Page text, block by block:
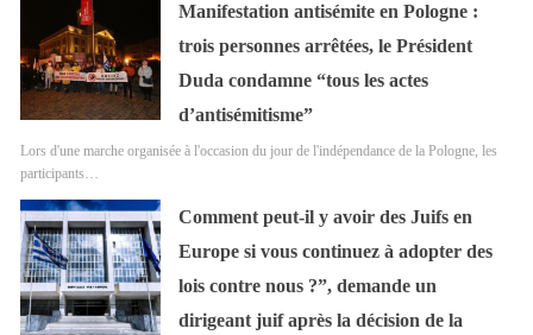
Manifestation antisémite en Pologne :
trois personnes arrêtées, le Président
Duda condamne “tous les actes
d’antisémitisme”
Lors d'une marche organisée à l'occasion du jour de l'indépendance de la Pologne, les
participants…
Comment peut-il y avoir des Juifs en
Europe si vous continuez à adopter des
lois contre nous ?”, demande un
dirigeant juif après la décision de la